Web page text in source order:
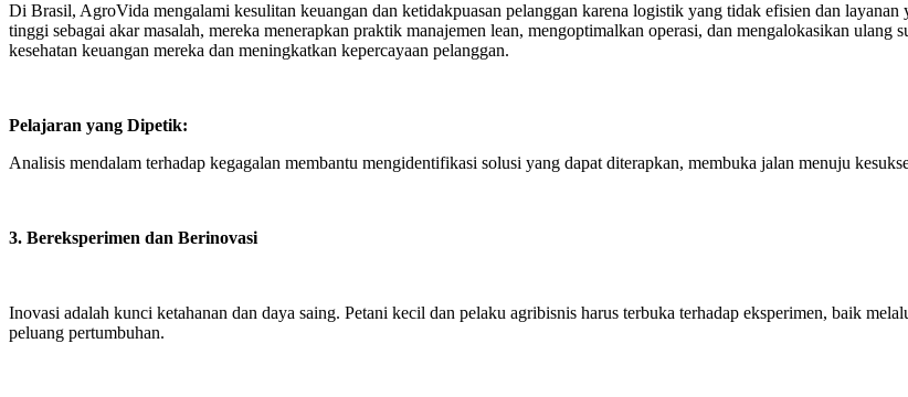
Di Brasil, AgroVida mengalami kesulitan keuangan dan ketidakpuasan pelanggan karena logistik yang tidak efisien dan
tinggi sebagai akar masalah, mereka menerapkan praktik manajemen lean, mengoptimalkan operasi, dan mengalokasikan
kesehatan keuangan mereka dan meningkatkan kepercayaan pelanggan.
Pelajaran yang Dipetik:
Analisis mendalam terhadap kegagalan membantu mengidentifikasi solusi yang dapat diterapkan, membuka jalan menuju
3. Bereksperimen dan Berinovasi
Inovasi adalah kunci ketahanan dan daya saing. Petani kecil dan pelaku agribisnis harus terbuka terhadap eksperimen, baik
peluang pertumbuhan.